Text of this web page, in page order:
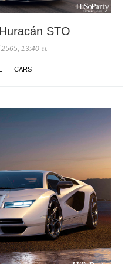
STO
13:40 น.
CARS